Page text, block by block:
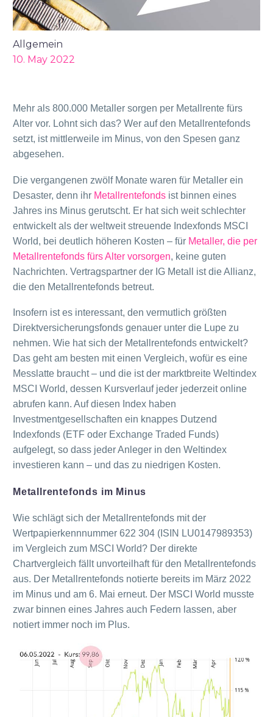
Allgemein
10. May 2022
Mehr als 800.000 Metaller sorgen per Metallrente fürs
Alter vor. Lohnt sich das? Wer auf den Metallrentefonds
setzt, ist mittlerweile im Minus, von den Spesen ganz
abgesehen.
Die vergangenen zwölf Monate waren für Metaller ein
Desaster, denn ihr Metallrentefonds ist binnen eines
Jahres ins Minus gerutscht. Er hat sich weit schlechter
entwickelt als der weltweit streuende Indexfonds MSCI
World, bei deutlich höheren Kosten – für Metaller, die per
Metallrentefonds fürs Alter vorsorgen, keine guten
Nachrichten. Vertragspartner der IG Metall ist die Allianz,
die den Metallrentefonds betreut.
Insofern ist es interessant, den vermutlich größten
Direktversicherungsfonds genauer unter die Lupe zu
nehmen. Wie hat sich der Metallrentefonds entwickelt?
Das geht am besten mit einen Vergleich, wofür es eine
Messlatte braucht – und die ist der marktbreite Weltindex
MSCI World, dessen Kursverlauf jeder jederzeit online
abrufen kann. Auf diesen Index haben
Investmentgesellschaften ein knappes Dutzend
Indexfonds (ETF oder Exchange Traded Funds)
aufgelegt, so dass jeder Anleger in den Weltindex
investieren kann – und das zu niedrigen Kosten.
Metallrentefonds im Minus
Wie schlägt sich der Metallrentefonds mit der
Wertpapierkennnummer 622 304 (ISIN LU0147989353)
im Vergleich zum MSCI World? Der direkte
Chartvergleich fällt unvorteilhaft für den Metallrentefonds
aus. Der Metallrentefonds notierte bereits im März 2022
im Minus und am 6. Mai erneut. Der MSCI World musste
zwar binnen eines Jahres auch Federn lassen, aber
notiert immer noch im Plus.